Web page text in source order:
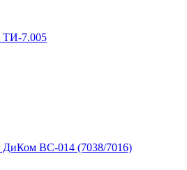
ТИ-7.005
ДиКом ВС-014 (7038/7016)